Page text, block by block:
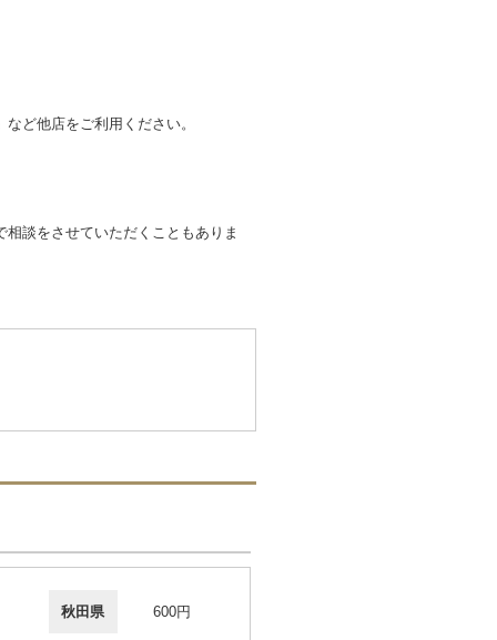
ど他店をご利用ください。
談をさせていただくこともありま
秋田県 600円